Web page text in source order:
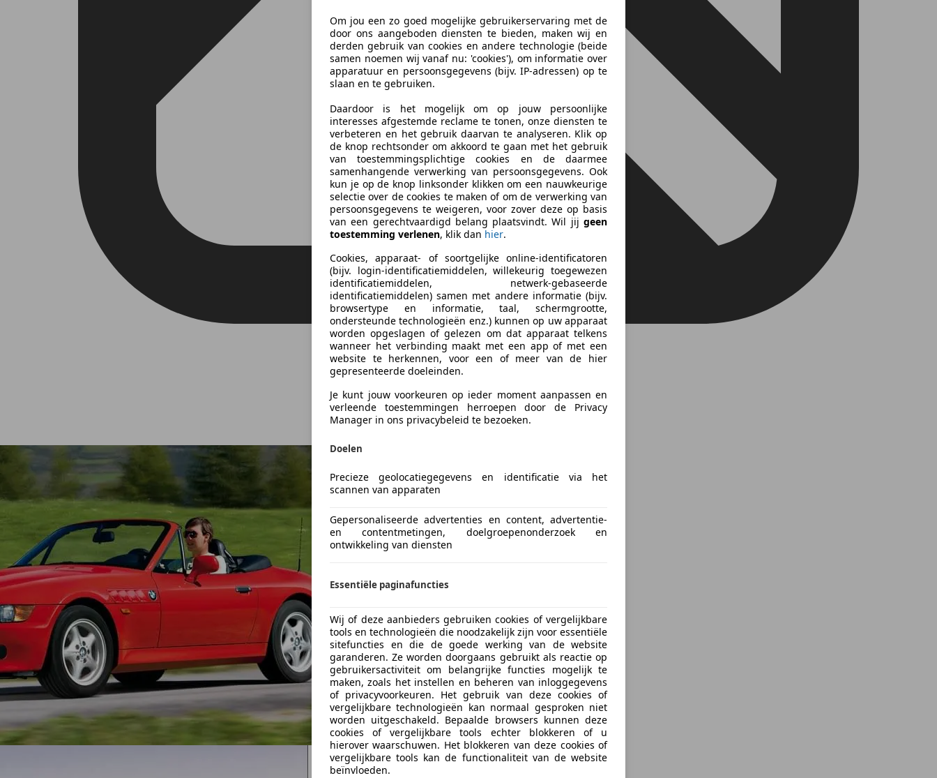
Om jou een zo goed mogelijke gebruikerservaring met de
door ons aangeboden diensten te bieden, maken wij en
derden gebruik van cookies en andere technologie (beide
samen noemen wij vanaf nu: 'cookies'), om informatie over
apparatuur en persoonsgegevens (bijv. IP-adressen) op te
slaan en te gebruiken.
Daardoor is het mogelijk om op jouw persoonlijke
interesses afgestemde reclame te tonen, onze diensten te
verbeteren en het gebruik daarvan te analyseren. Klik op
de knop rechtsonder om akkoord te gaan met het gebruik
van toestemmingsplichtige cookies en de daarmee
samenhangende verwerking van persoonsgegevens. Ook
kun je op de knop linksonder klikken om een nauwkeurige
selectie over de cookies te maken of om de verwerking van
persoonsgegevens te weigeren, voor zover deze op basis
van een gerechtvaardigd belang plaatsvindt. Wil jij geen
toestemming verlenen, klik dan hier.
Cookies, apparaat- of soortgelijke online-identificatoren
(bijv. login-identificatiemiddelen, willekeurig toegewezen
identificatiemiddelen, netwerk-gebaseerde
identificatiemiddelen) samen met andere informatie (bijv.
browsertype en informatie, taal, schermgrootte,
ondersteunde technologieën enz.) kunnen op uw apparaat
worden opgeslagen of gelezen om dat apparaat telkens
wanneer het verbinding maakt met een app of met een
website te herkennen, voor een of meer van de hier
gepresenteerde doeleinden.
Je kunt jouw voorkeuren op ieder moment aanpassen en
verleende toestemmingen herroepen door de Privacy
Manager in ons privacybeleid te bezoeken.
Doelen
Precieze geolocatiegegevens en identificatie via het
scannen van apparaten
Gepersonaliseerde advertenties en content, advertentie-
en contentmetingen, doelgroepenonderzoek en
ontwikkeling van diensten
Essentiële paginafuncties
Wij of deze aanbieders gebruiken cookies of vergelijkbare
tools en technologieën die noodzakelijk zijn voor essentiële
sitefuncties en die de goede werking van de website
garanderen. Ze worden doorgaans gebruikt als reactie op
gebruikersactiviteit om belangrijke functies mogelijk te
maken, zoals het instellen en beheren van inloggegevens
of privacyvoorkeuren. Het gebruik van deze cookies of
vergelijkbare technologieën kan normaal gesproken niet
worden uitgeschakeld. Bepaalde browsers kunnen deze
cookies of vergelijkbare tools echter blokkeren of u
hierover waarschuwen. Het blokkeren van deze cookies of
vergelijkbare tools kan de functionaliteit van de website
beïnvloeden.